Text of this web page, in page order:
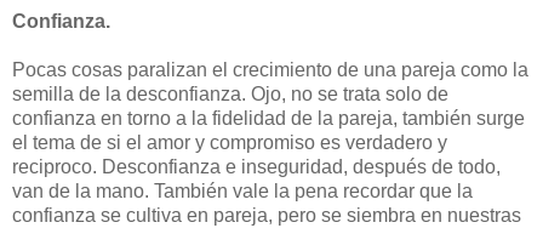
Confianza.
Pocas cosas paralizan el crecimiento de una pareja como la
semilla de la desconfianza. Ojo, no se trata solo de
confianza en torno a la fidelidad de la pareja, también surge
el tema de si el amor y compromiso es verdadero y
reciproco. Desconfianza e inseguridad, después de todo,
van de la mano. También vale la pena recordar que la
confianza se cultiva en pareja, pero se siembra en nuestras